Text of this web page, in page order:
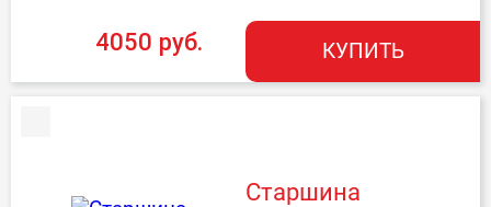
4050 руб. КУПИТЬ
Старшина